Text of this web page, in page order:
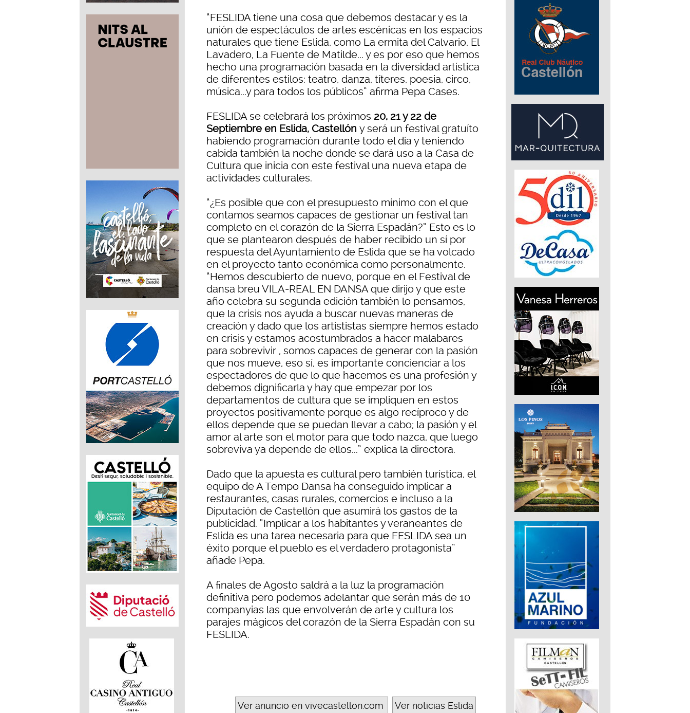
“FESLIDA tiene una cosa que debemos destacar y es la
unión de espectáculos de artes escénicas en los espacios
naturales que tiene Eslida, como La ermita del Calvario, El
Lavadero, La Fuente de Matilde... y es por eso que hemos
hecho una programación basada en la diversidad artística
de diferentes estilos: teatro, danza, títeres, poesia, circo,
música...y para todos los públicos” afirma Pepa Cases.
FESLIDA se celebrará los próximos 20, 21 y 22 de
Septiembre en Eslida, Castellón y será un festival gratuíto
habiendo programación durante todo el día y teniendo
cabida también la noche donde se dará uso a la Casa de
Cultura que inicia con este festival una nueva etapa de
actividades culturales.
“¿Es posible que con el presupuesto mínimo con el que
contamos seamos capaces de gestionar un festival tan
completo en el corazón de la Sierra Espadán?” Esto es lo
que se plantearon después de haber recibido un sí por
respuesta del Ayuntamiento de Eslida que se ha volcado
en el proyecto tanto económica como personalmente.
“Hemos descubierto de nuevo, porque en el Festival de
dansa breu VILA-REAL EN DANSA que dirijo y que este
año celebra su segunda edición también lo pensamos,
que la crisis nos ayuda a buscar nuevas maneras de
creación y dado que los artístistas siempre hemos estado
en crisis y estamos acostumbrados a hacer malabares
para sobrevivir , somos capaces de generar con la pasión
que nos mueve, eso sí, es importante concienciar a los
espectadores de que lo que hacemos es una profesión y
debemos dignificarla y hay que empezar por los
departamentos de cultura que se impliquen en estos
proyectos positivamente porque es algo recíproco y de
ellos depende que se puedan llevar a cabo; la pasión y el
amor al arte son el motor para que todo nazca, que luego
sobreviva ya depende de ellos...” explica la directora.
Dado que la apuesta es cultural pero también turística, el
equipo de A Tempo Dansa ha conseguido implicar a
restaurantes, casas rurales, comercios e incluso a la
Diputación de Castellón que asumirá los gastos de la
publicidad. “Implicar a los habitantes y veraneantes de
Eslida es una tarea necesaria para que FESLIDA sea un
éxito porque el pueblo es el verdadero protagonista”
añade Pepa.
A finales de Agosto saldrá a la luz la programación
definitiva pero podemos adelantar que serán más de 10
companyias las que envolverán de arte y cultura los
parajes mágicos del corazón de la Sierra Espadán con su
FESLIDA.
Ver anuncio en vivecastellon.com Ver noticias Eslida